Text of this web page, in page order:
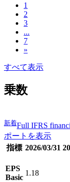
1
2
3
...
7
»
すべて表示
乗数
新着Full IFRS
ポートを表示
指標 2026/03/31
EPS
Basic
1.18